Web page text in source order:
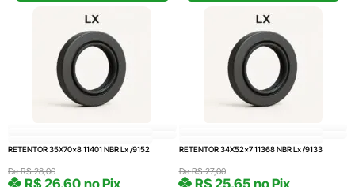
RETENTOR 35X70x8 11401 NBR Lx /9152
DeR$28,00
R$26,60 no Pix
RETENTOR 34X52x7 11368 NBR Lx /9133
DeR$27,00
R$25,65 no Pix